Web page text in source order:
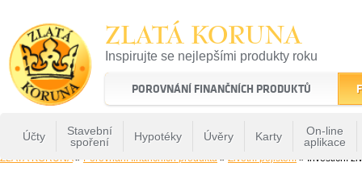
ZLATÁ KORUNA
Inspirujte se nejlepšími produkty roku
22 let tradice a kvality na finančním trhu
POROVNÁNÍ FINANČNÍCH PRODUKTŮ
Účty
Stavební
spoření
Hypotéky Úvěry Karty
On-line
aplikace
ZLATÁ KORUNA» Porovnání finančních produktů » Životní pojištění » Investiční